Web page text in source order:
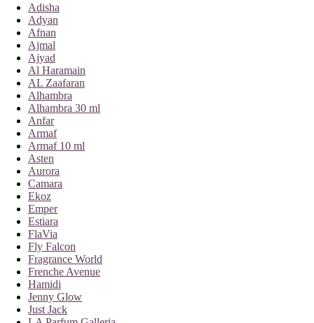
Adisha
Adyan
Afnan
Ajmal
Ajyad
Al Haramain
AL Zaafaran
Alhambra
Alhambra 30 ml
Anfar
Armaf
Armaf 10 ml
Asten
Aurora
Camara
Ekoz
Emper
Estiara
FlaVia
Fly Falcon
Fragrance World
Frenche Avenue
Hamidi
Jenny Glow
Just Jack